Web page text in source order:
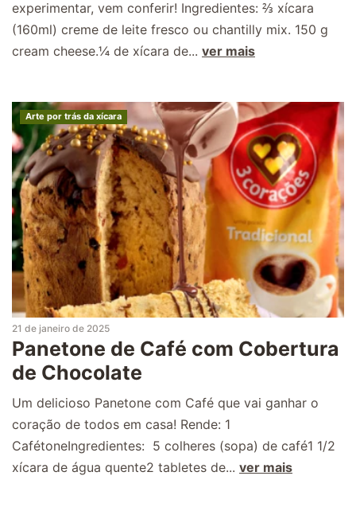
experimentar, vem conferir! Ingredientes: ⅔ xícara
(160ml) creme de leite fresco ou chantilly mix. 150 g
cream cheese.¼ de xícara de... ver mais
Arte por trás da xícara
21 de janeiro de 2025
Panetone de Café com Cobertura
de Chocolate
Um delicioso Panetone com Café que vai ganhar o
coração de todos em casa! Rende: 1
CafétoneIngredientes: 5 colheres (sopa) de café1 1/2
xícara de água quente2 tabletes de... ver mais